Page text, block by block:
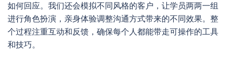
如何回应。我们还会模拟不同风格的客户，让学员两两一组
进行角色扮演，亲身体验调整沟通方式带来的不同效果。整
个过程注重互动和反馈，确保每个人都能带走可操作的工具
和技巧。